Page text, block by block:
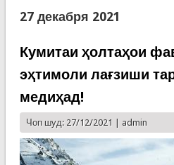
27 декабря 2021
Кумитаи ҳолтаҳои
эҳтимоли лағзиши
медиҳад!
Чоп шуд: 27/12/2021 | admin